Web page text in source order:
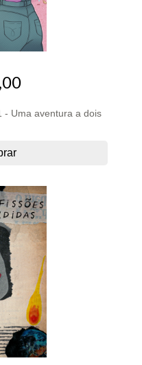
- Uma aventura a dois